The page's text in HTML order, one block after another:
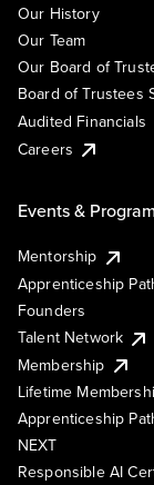
Our History
Our Team
Our Board of
Board of Trustees
Audited Financials
Careers
Events &
Mentorship
Apprenticeship
Founders
Talent Network
Membership
Lifetime
Apprenticeship
NEXT
Responsible AI